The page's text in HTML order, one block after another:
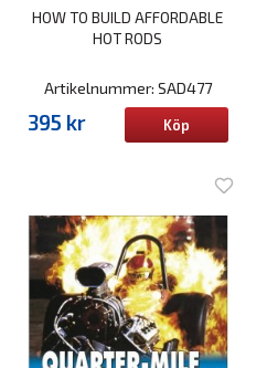
HOW TO BUILD AFFORDABLE
HOT RODS
Artikelnummer: SAD477
395 kr Köp